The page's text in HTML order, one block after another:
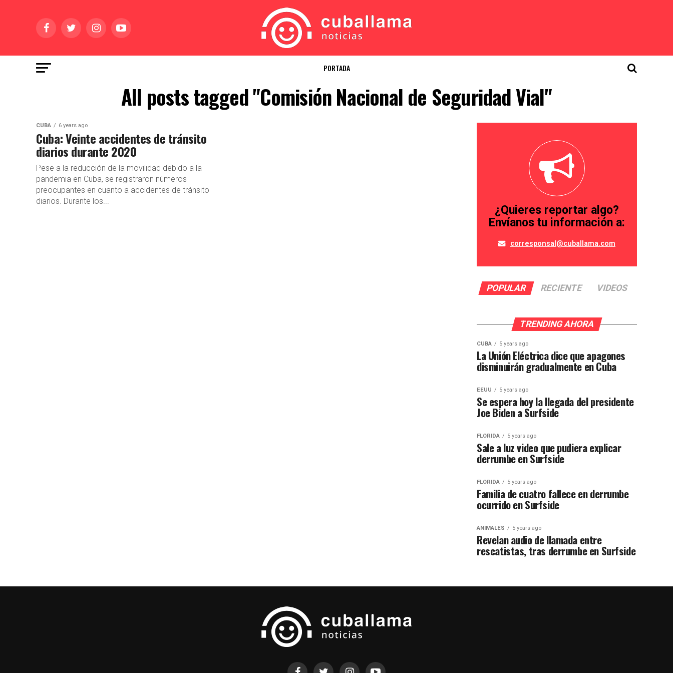
PORTADA
All posts tagged "Comisión Nacional de Seguridad Vial"
CUBA 6 years ago
Cuba: Veinte accidentes de tránsito
diarios durante 2020
Pese a la reducción de la movilidad debido a la
pandemia en Cuba, se registraron números
preocupantes en cuanto a accidentes de tránsito
diarios. Durante los...
¿Quieres reportar algo?
Envíanos tu información a:
corresponsal@cuballama.com
POPULAR RECIENTE VIDEOS
TRENDING AHORA
CUBA 5 years ago
La Unión Eléctrica dice que apagones
disminuirán gradualmente en Cuba
EEUU 5 years ago
Se espera hoy la llegada del presidente
Joe Biden a Surfside
FLORIDA 5 years ago
Sale a luz video que pudiera explicar
derrumbe en Surfside
FLORIDA 5 years ago
Familia de cuatro fallece en derrumbe
ocurrido en Surfside
ANIMALES 5 years ago
Revelan audio de llamada entre
rescatistas, tras derrumbe en Surfside